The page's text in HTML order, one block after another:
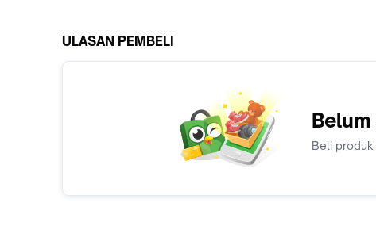
ULASAN PEMBELI
Beli produk